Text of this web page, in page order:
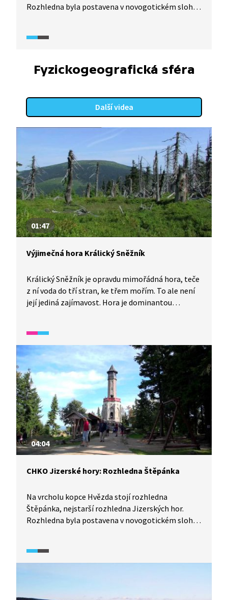
Rozhledna byla postavena v novogotickém slohu
straně a také údolí řek Desná a Kamenice.
Fyzickogeografická sféra
Další videa
01:47
Výjimečná hora Králický Sněžník
Králický Sněžník je opravdu mimořádná hora, teče
z ní voda do tří stran, ke třem mořím. To ale není
její jediná zajímavost. Hora je dominantou
přirozená hranice lesa a bezlesí, kterou neurčil
člověk. Rostou tu vzácné alpské byliny. Přísnou
ochranu vyžaduje hned několik místních biotopů.
04:04
CHKO Jizerské hory: Rozhledna Štěpánka
Na vrcholu kopce Hvězda stojí rozhledna
Štěpánka, nejstarší rozhledna Jizerských hor.
Rozhledna byla postavena v novogotickém slohu
straně a také údolí řek Desná a Kamenice.